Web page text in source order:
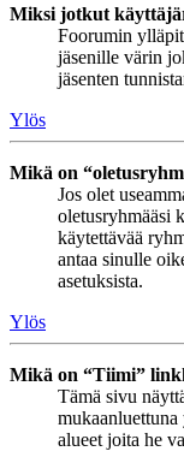
Miksi jotkut
Foorumin
jäsenille värin
jäsenten
Ylös
Mikä on
Jos olet
oletusryhmääsi
käytettävää
antaa sinulle
asetuksista.
Ylös
Mikä on “Tiimi”
Tämä sivu
alueet joita he